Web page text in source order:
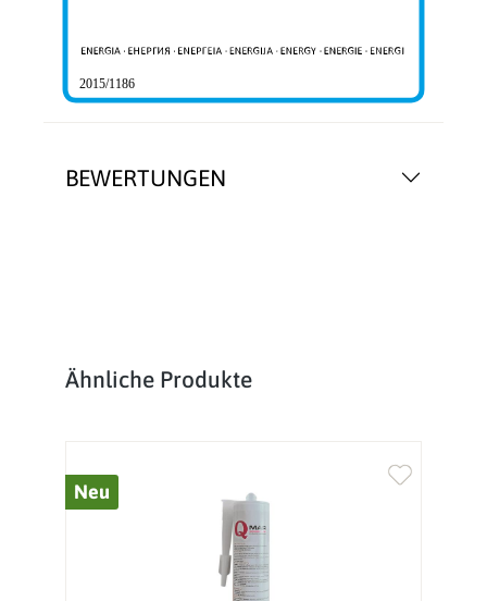
BEWERTUNGEN
2015/1186
Produktgalerie überspringen
Ähnliche Produkte
Neu